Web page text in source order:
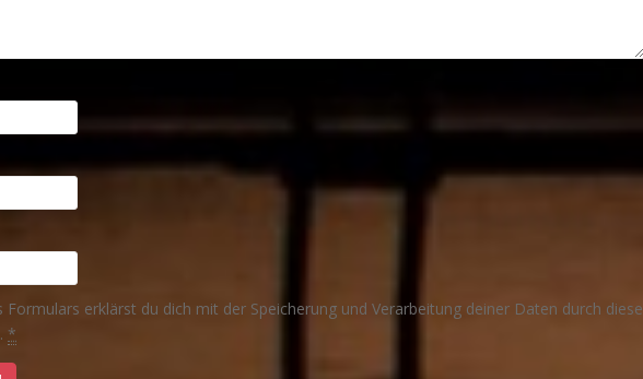
Formulars erklärst du dich mit der Speicherung und Verarbeitung deiner Daten durch diese
*